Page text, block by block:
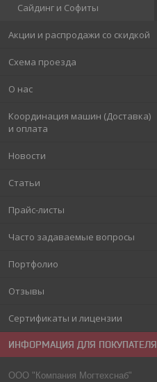
Сайдинг и Софиты
Акции и распродажи со скидкой
Схема проезда
О нас
Координация машин (Доставка)
и оплата
Новости
Статьи
Прайс-листы
Часто задаваемые вопросы
Портфолио
Отзывы
Сертификаты и лицензии
ИНФОРМАЦИЯ ДЛЯ ПОКУПАТЕЛЯ
ООО "Компания Могтехснаб"